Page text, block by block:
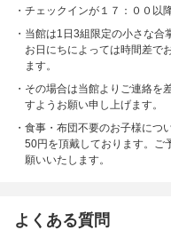
チェックインが１７：００以
当館は1日3組限定の小さな合
お日にちによっては時間差で
ます。
その場合は当館よりご連絡を
すようお願い申し上げます。
食事・布団不要のお子様につ
50円を頂戴しております。ご
願いいたします。
よくある質問